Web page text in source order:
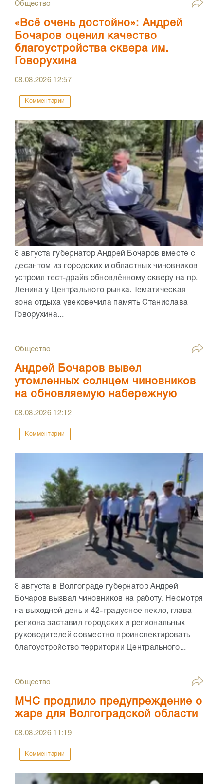
Общество
«Всё очень достойно»: Андрей
Бочаров оценил качество
благоустройства сквера им.
Говорухина
08.08.2026 12:57
Комментарии
8 августа губернатор Андрей Бочаров вместе с
десантом из городских и областных чиновников
устроил тест-драйв обновлённому скверу на пр.
Ленина у Центрального рынка. Тематическая
зона отдыха увековечила память Станислава
Говорухина...
Общество
Андрей Бочаров вывел
утомленных солнцем чиновников
на обновляемую набережную
08.08.2026 12:12
Комментарии
8 августа в Волгограде губернатор Андрей
Бочаров вызвал чиновников на работу. Несмотря
на выходной день и 42-градусное пекло, глава
региона заставил городских и региональных
руководителей совместно проинспектировать
благоустройство территории Центрального...
Общество
МЧС продлило предупреждение о
жаре для Волгоградской области
08.08.2026 11:19
Комментарии